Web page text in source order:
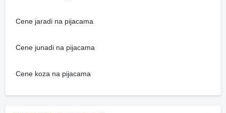
Cene jaradi na pijacama
Cene junadi na pijacama
Cene koza na pijacama